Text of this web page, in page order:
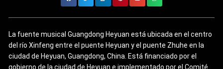
La fuente musical Guangdong Heyuan está ubicada en el centro
del río Xinfeng entre el puente Heyuan y el puente Zhuhe en la
ciudad de Heyuan, Guangdong, China. Está financiado por el
gobierno de la ciudad de Heyuan e implementado por el Comité